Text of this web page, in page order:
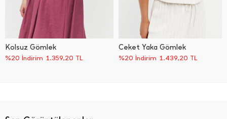
Kolsuz Gömlek
%20 İndirim 1.359,20 TL
Ceket Yaka Gömlek
%20 İndirim 1.439,20 TL